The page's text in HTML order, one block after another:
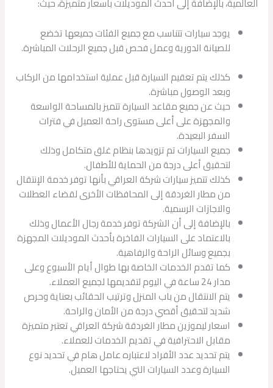
العالمية، بالإضافة إلى أحدث الموديلات بأسعار متميزة، حيث:
يوجد سيارات تتناسب مع جميع الفئات جميعها تخضع
للصيانة الدورية وعمل فحص قبل جميع الرحلات المباشرة.
كذلك يتم تعقيم السيارة قبل عملية استخدامها من الركاب
وبعد الوصول مباشرة.
حيث عن جميع مقاعد السيارة تتميز بالمساحة الواسعة
والمجهزة على أعلى مستوى راحة العميل في فترات
السفر البعيدة.
جميع السيارات تم تزويدها بنظام غلق متكامل وذلك
لتحقيق أعلى درجة من الحماية للأطفال.
كذلك تتميز سيارات شركة العراقي بأنها توفر خدمة الإنتقال
من مطار الغردقة إلى المحافظات الأخرى لقضاء العطلات
والاجازات الرسمية.
بالإضافة إلى أن الشركة توفر خدمة رجال الأعمال وذلك
بالاعتماد على السيارات الفاخرة بأحدث الموديلات المجهزة
بجميع وسائل الراحة والرفاهية.
كما تقدم الخدمات الخاصة بها طوال أيام الأسبوع وعلى
مدار 24 ساعة في اليوم لتقديمها لجميع العملاء.
يتم الانتقال من باب المنزل وترتيب الحقائب بعناية وحرص
شديد لتحقيق أقصي درجة من الأمان والراحة.
اسعار ليموزين مطار الغردقة شركة العراقي تعتبر متميزة
مقابل الاحترافية في تقديم الخدمات للعملاء.
يتم تحديد عدد الأفراد لاعتباره عامل هام في تحديد نوع
السيارة وعدد السيارات التي يحتاجها العميل.